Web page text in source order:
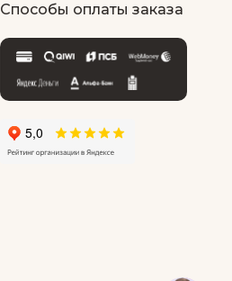
Способы оплаты заказа